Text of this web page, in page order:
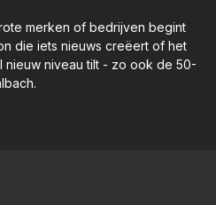
merken of bedrijven begint
die iets nieuws creëert of het
niveau tilt - zo ook de 50-